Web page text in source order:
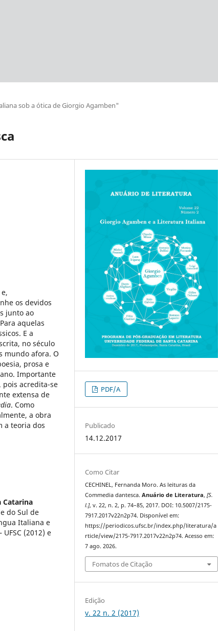
sob a ótica de Giorgio Agamben"
os devidos
junto ao
aquelas
E a
no século
mundo afora. O
prosa e
Importante
pois acredita-se
extensa de
. Como
a obra
a teoria dos
Catarina
do Sul de
Italiana e
(2012) e
PDF/A
Publicado
14.12.2017
Como Citar
CECHINEL, Fernanda Moro. As leituras da
Commedia dantesca.Anuário de Literatura,[S.
l.], v. 22, n. 2, p. 74–85, 2017. DOI: 10.5007/2175-
7917.2017v22n2p74. Disponível em:
https://periodicos.ufsc.br/index.php/literatura/a
rticle/view/2175-7917.2017v22n2p74. Acesso em:
7 ago. 2026.
Fomatos de Citação
Edição
v. 22 n. 2 (2017)